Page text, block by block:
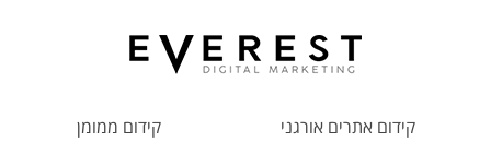
קידום אתרים אורגני קידום ממומן